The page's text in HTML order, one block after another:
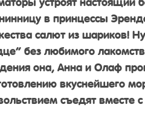
в принцессы
салют из шариков!
без любимого
она, Анна и Олаф
вкуснейшего
съедят вместе